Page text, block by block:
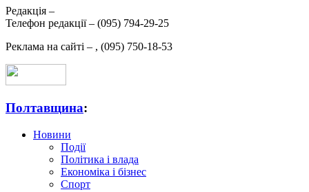
Редакція –
Телефон редакції – (095) 794-29-25
Реклама на сайті – , (095) 750-18-53
Полтавщина:
Новини
Події
Політика і влада
Економіка і бізнес
Спорт